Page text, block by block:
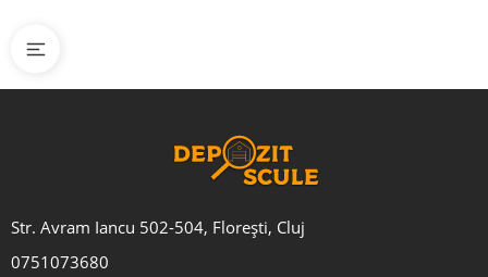
Str. Avram Iancu 502-504, Florești, Cluj
0751073680